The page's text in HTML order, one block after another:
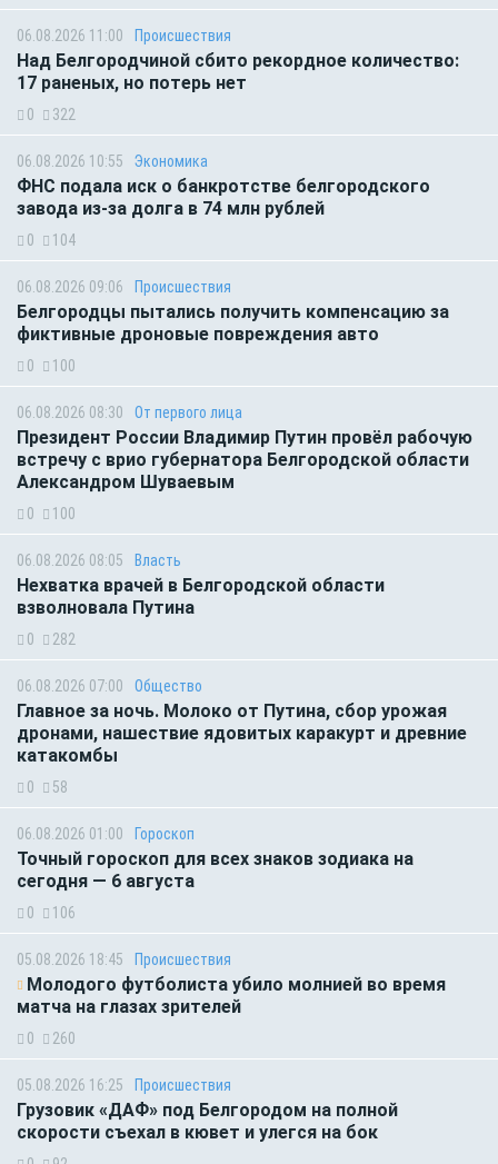
06.08.2026 11:00 Происшествия
Над Белгородчиной сбито рекордное количество:
17 раненых, но потерь нет
0 322
06.08.2026 10:55 Экономика
ФНС подала иск о банкротстве белгородского
завода из-за долга в 74 млн рублей
0 104
06.08.2026 09:06 Происшествия
Белгородцы пытались получить компенсацию за
фиктивные дроновые повреждения авто
0 100
06.08.2026 08:30 От первого лица
Президент России Владимир Путин провёл рабочую
встречу с врио губернатора Белгородской области
Александром Шуваевым
0 100
06.08.2026 08:05 Власть
Нехватка врачей в Белгородской области
взволновала Путина
0 282
06.08.2026 07:00 Общество
Главное за ночь. Молоко от Путина, сбор урожая
дронами, нашествие ядовитых каракурт и древние
катакомбы
0 58
06.08.2026 01:00 Гороскоп
Точный гороскоп для всех знаков зодиака на
сегодня — 6 августа
0 106
05.08.2026 18:45 Происшествия
Молодого футболиста убило молнией во время
матча на глазах зрителей
0 260
05.08.2026 16:25 Происшествия
Грузовик «ДАФ» под Белгородом на полной
скорости съехал в кювет и улегся на бок